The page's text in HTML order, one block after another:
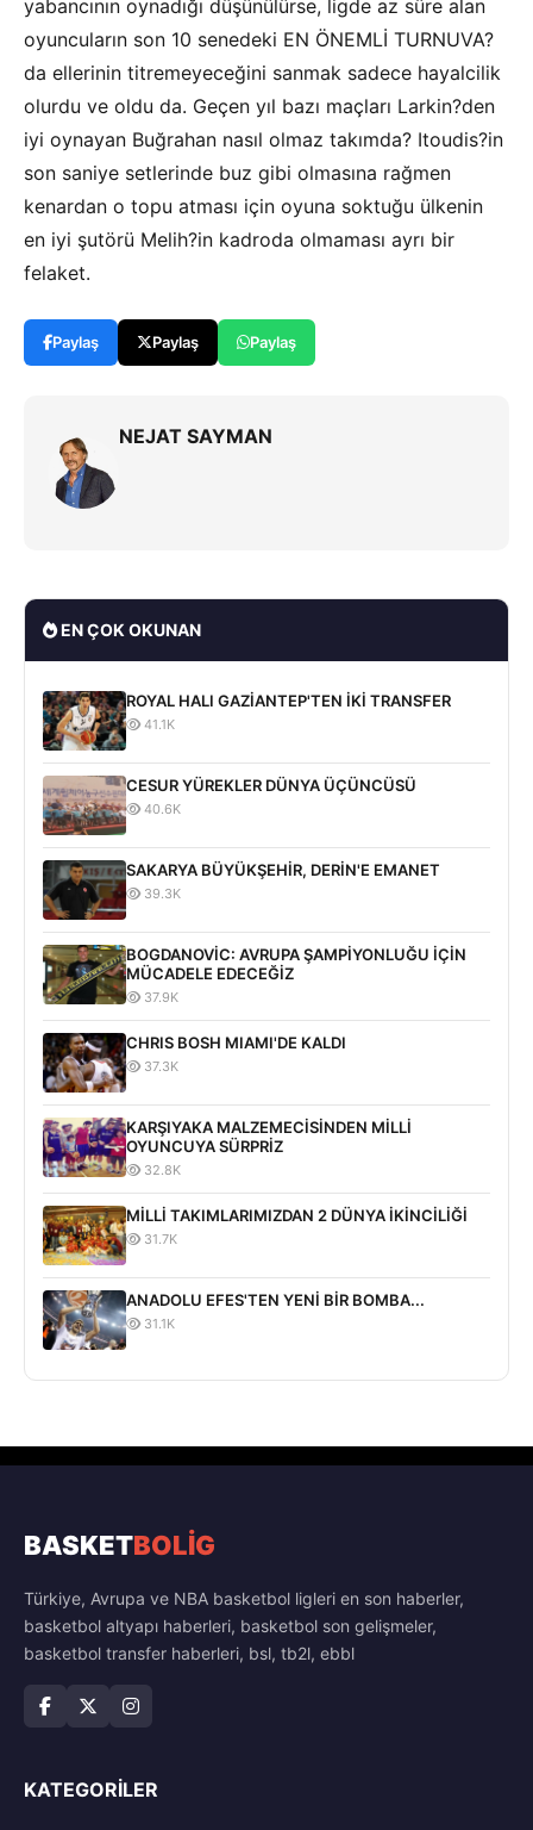
yabancının oynadığı düşünülürse, ligde az süre alan
oyuncuların son 10 senedeki EN ÖNEMLİ TURNUVA?
da ellerinin titremeyeceğini sanmak sadece hayalcilik
olurdu ve oldu da. Geçen yıl bazı maçları Larkin?den
iyi oynayan Buğrahan nasıl olmaz takımda? Itoudis?in
son saniye setlerinde buz gibi olmasına rağmen
kenardan o topu atması için oyuna soktuğu ülkenin
en iyi şutörü Melih?in kadroda olmaması ayrı bir
felaket.
Paylaş Paylaş Paylaş
NEJAT SAYMAN
EN ÇOK OKUNAN
ROYAL HALI GAZİANTEP'TEN İKİ TRANSFER
41.1K
CESUR YÜREKLER DÜNYA ÜÇÜNCÜSÜ
40.6K
SAKARYA BÜYÜKŞEHİR, DERİN'E EMANET
39.3K
BOGDANOVİC: AVRUPA ŞAMPİYONLUĞU İÇİN
MÜCADELE EDECEĞİZ
37.9K
CHRIS BOSH MIAMI'DE KALDI
37.3K
KARŞIYAKA MALZEMECİSİNDEN MİLLİ
OYUNCUYA SÜRPRİZ
32.8K
MİLLİ TAKIMLARIMIZDAN 2 DÜNYA İKİNCİLİĞİ
31.7K
ANADOLU EFES'TEN YENİ BİR BOMBA...
31.1K
BASKETBOLİG
Türkiye, Avrupa ve NBA basketbol ligleri en son haberler,
basketbol altyapı haberleri, basketbol son gelişmeler,
basketbol transfer haberleri, bsl, tb2l, ebbl
KATEGORILER